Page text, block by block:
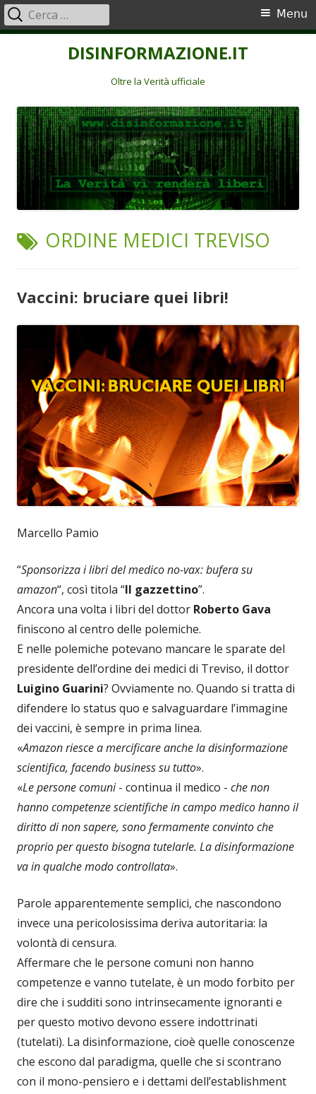
DISINFORMAZIONE.IT
Oltre la Verità ufficiale
Menu
principale
Menu
Ricerca
per:
TAG:
ORDINE MEDICI TREVISO
Vaccini: bruciare quei libri!
Marcello Pamio
“Sponsorizza i libri del medico no-vax: bufera su
amazon“, così titola “Il gazzettino”.
Ancora una volta i libri del dottor Roberto Gava
finiscono al centro delle polemiche.
E nelle polemiche potevano mancare le sparate del
presidente dell’ordine dei medici di Treviso, il dottor
Luigino Guarini? Ovviamente no. Quando si tratta di
difendere lo status quo e salvaguardare l’immagine
dei vaccini, è sempre in prima linea.
«Amazon riesce a mercificare anche la disinformazione
scientifica, facendo business su tutto».
«Le persone comuni- continua il medico - che non
hanno competenze scientifiche in campo medico hanno il
diritto di non sapere, sono fermamente convinto che
proprio per questo bisogna tutelarle. La disinformazione
va in qualche modo controllata».
Parole apparentemente semplici, che nascondono
invece una pericolosissima deriva autoritaria: la
volontà di censura.
Affermare che le persone comuni non hanno
competenze e vanno tutelate, è un modo forbito per
dire che i sudditi sono intrinsecamente ignoranti e
per questo motivo devono essere indottrinati
(tutelati). La disinformazione, cioè quelle conoscenze
che escono dal paradigma, quelle che si scontrano
con il mono-pensiero e i dettami dell’establishment